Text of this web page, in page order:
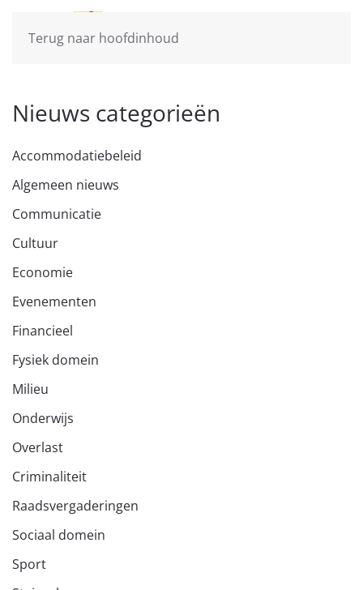
Terug naar hoofdinhoud
Nieuws categorieën
Accommodatiebeleid
Algemeen nieuws
Communicatie
Cultuur
Economie
Evenementen
Financieel
Fysiek domein
Milieu
Onderwijs
Overlast
Criminaliteit
Raadsvergaderingen
Sociaal domein
Sport